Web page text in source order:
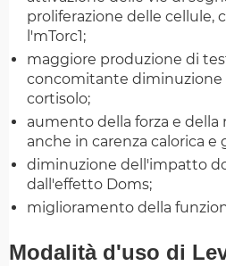
proliferazione delle cellule,
l'mTorc1;
maggiore produzione di
concomitante diminuzione
cortisolo;
aumento della forza e della
anche in carenza calorica e
diminuzione dell'impatto
dall'effetto Doms;
miglioramento della
Modalità d'uso di